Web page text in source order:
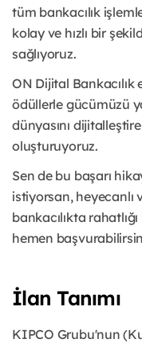
tüm bankacılık
kolay ve hızlı bir
sağlıyoruz.
ON Dijital Bankacılık
ödüllerle gücümüzü
dünyasını
oluşturuyoruz.
Sen de bu başarı
istiyorsan, heyecanlı
bankacılıkta
hemen
İlan Tanımı
KIPCO Grubu'nun